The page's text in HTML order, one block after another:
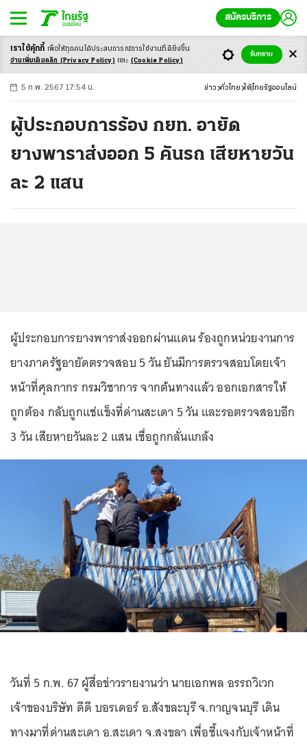
สมัครบริการ
-ก ก ก+
5 ก.พ. 2567 17:54 น. ข่าว ทั่วไทย ใต้ ไทยรัฐออนไลน์
ผู้ประกอบการร้อง กยท. อายัด
ยางพาราส่งออก 5 คันรถ เสียหายวัน
ละ 2 แสน
ผู้ประกอบการยางพาราส่งออกผ่านแดน ร้องถูกหน่วยงานการ
ยางภาครัฐอายัดตรวจสอบ 5 วัน ยันมีการตรวจสอบโดยเจ้า
หน้าที่ศุลกากร กรมวิชาการ จากต้นทางแล้ว ออกเอกสารให้
ถูกต้อง กลับถูกแช่แข็งที่ด่านสะเดา 5 วัน และรอตรวจสอบอีก
3 วัน เสียหายวันละ 2 แสน เชื่อถูกกลั่นแกล้ง
วันที่ 5 ก.พ. 67 ผู้สื่อข่าวรายงานว่า นายเอกพล อรรถวิเวก
เจ้าของบริษัท ดีดี บอรเดอร์ อ.สังขละบุรี จ.กาญจนบุรี เดิน
ทางมาที่ด่านสะเดา อ.สะเดา จ.สงขลา เพื่อชี้แจงกับเจ้าหน้าที่
เราใช้คุ้กกี้ เพื่อให้ทุกคนได้ประสบการณ์การใช้งานที่ดียิ่งขึ้น
อ่านเพิ่มเติมคลิก (Privacy Policy) และ (Cookie Policy)
รับทราบ